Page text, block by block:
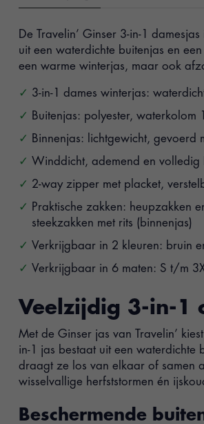
De Travelin’ Ginser 3-in-1
uit een waterdichte buitenjas en
een warme winterjas, maar ook
3-in-1 dames winterjas:
Buitenjas: polyester,
Binnenjas: lichtgewicht,
Winddicht, ademend en volledig
2-way zipper met placket,
Praktische zakken: heupzakken
steekzakken met rits (binnenjas)
Verkrijgbaar in 2 kleuren: bruin
Verkrijgbaar in 6 maten: S t/m
Veelzijdig 3-in-1
Met de Ginser jas van Travelin’
in-1 jas bestaat uit een waterdichte
draagt ze los van elkaar of samen
wisselvallige herfststormen én
Beschermende